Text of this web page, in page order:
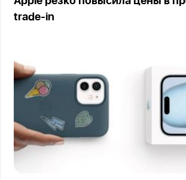
trade-in